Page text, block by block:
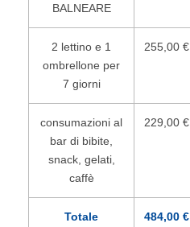
BALNEARE
2 lettino e 1
ombrellone per
7 giorni
255,00 €
consumazioni al
bar di bibite,
snack, gelati,
caffè
229,00 €
Totale 484,00 €